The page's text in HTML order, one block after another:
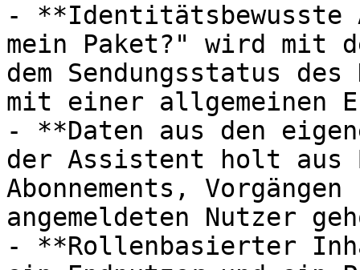
- **Identitätsbewusste
mein Paket?" wird mit
dem Sendungsstatus
mit einer allgemeinen
- **Daten aus den
der Assistent holt
Abonnements,
angemeldeten Nutzer
- **Rollenbasierter